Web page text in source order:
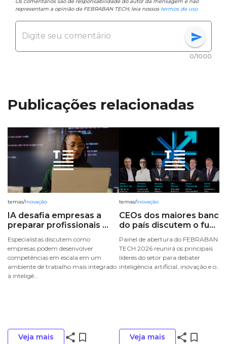
representam a opinião da FEBRABAN TECH; leia nossos termos de uso
send
0/1000
Publicações relacionadas
temas/Inovação
IA desafia empresas a
preparar profissionais ...
Especialistas discutem como
empresas podem desenvolver
competências em escala em um
ambiente de trabalho mais integrado
à inteligê...
Veja mais share bookmark_border
temas/Inovação
CEOs dos maiores
do país discutem o fu...
Painel de abertura do FEBRABAN
TECH 2026 reunirá os principais
líderes do setor para debater
inteligência artificial, inovação e o...
Veja mais share bookmark_border